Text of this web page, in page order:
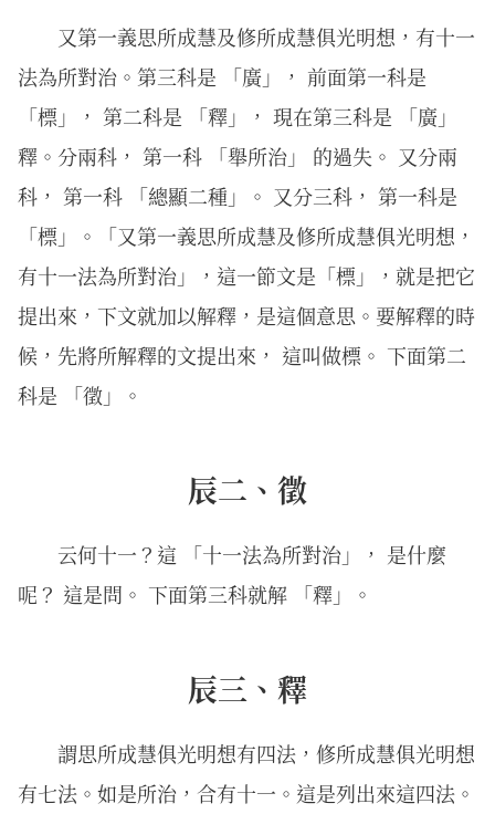
又第一義思所成慧及修所成慧俱光明想，有十一
法為所對治。第三科是 「廣」， 前面第一科是
「標」， 第二科是 「釋」， 現在第三科是 「廣」
釋。分兩科， 第一科 「舉所治」 的過失。 又分兩
科， 第一科 「總顯二種」。 又分三科， 第一科是
「標」。「又第一義思所成慧及修所成慧俱光明想，
有十一法為所對治」，這一節文是「標」，就是把它
提出來，下文就加以解釋，是這個意思。要解釋的時
候，先將所解釋的文提出來， 這叫做標。 下面第二
科是 「徵」。
辰二、徵
云何十一？這 「十一法為所對治」， 是什麼
呢？ 這是問。 下面第三科就解 「釋」。
辰三、釋
謂思所成慧俱光明想有四法，修所成慧俱光明想
有七法。如是所治，合有十一。這是列出來這四法。